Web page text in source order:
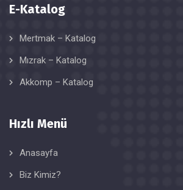
E-Katalog
Mertmak – Katalog
Mızrak – Katalog
Akkomp – Katalog
Hızlı Menü
Anasayfa
Biz Kimiz?